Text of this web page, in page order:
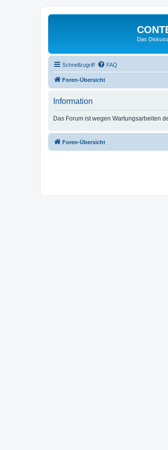
Das
Schnellzugriff FAQ
Foren-Übersicht
Information
Das Forum ist wegen Wartungsarbeiten
Foren-Übersicht